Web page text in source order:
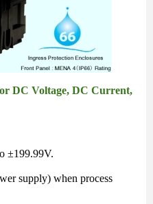
DC Voltage, DC Current,
±199.99V.
supply) when process